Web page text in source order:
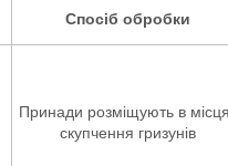
Спосіб обробки
Принади розміщують в
скупчення гризунів